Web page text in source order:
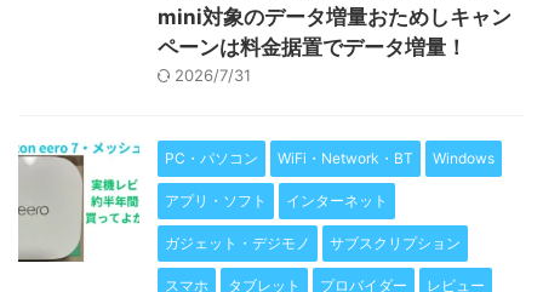
mini対象のデータ増量おためしキャン
ペーンは料金据置でデータ増量！
2026/7/31
PC・パソコン WiFi・Network・BT Windows
アプリ・ソフト インターネット
ガジェット・デジモノ サブスクリプション
スマホ タブレット プロバイダー レビュー